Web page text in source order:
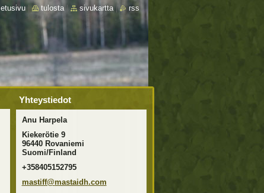
Yhteystiedot
Anu Harpela
Kiekerötie 9
96440 Rovaniemi
Suomi/Finland
+358405152795
mastiff@mastaidh.com
etusivu tulosta | sivukartta | rss